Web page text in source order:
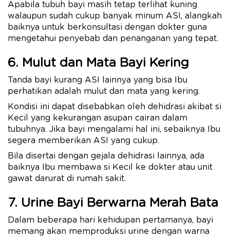
Apabila tubuh bayi masih tetap terlihat kuning
walaupun sudah cukup banyak minum ASI, alangkah
baiknya untuk berkonsultasi dengan dokter guna
mengetahui penyebab dan penanganan yang tepat.
6. Mulut dan Mata Bayi Kering
Tanda bayi kurang ASI lainnya yang bisa Ibu
perhatikan adalah mulut dan mata yang kering.
Kondisi ini dapat disebabkan oleh dehidrasi akibat si
Kecil yang kekurangan asupan cairan dalam
tubuhnya. Jika bayi mengalami hal ini, sebaiknya Ibu
segera memberikan ASI yang cukup.
Bila disertai dengan gejala dehidrasi lainnya, ada
baiknya Ibu membawa si Kecil ke dokter atau unit
gawat darurat di rumah sakit.
7. Urine Bayi Berwarna Merah Bata
Dalam beberapa hari kehidupan pertamanya, bayi
memang akan memproduksi urine dengan warna